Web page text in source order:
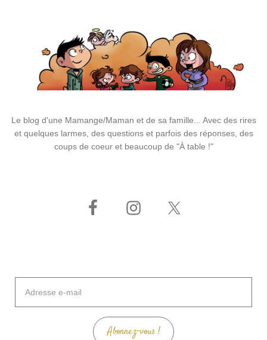
Le blog d'une Mamange/Maman et de sa famille... Avec des rires
et quelques larmes, des questions et parfois des réponses, des
coups de coeur et beaucoup de "À table !"
mail
Abonnez-vous !